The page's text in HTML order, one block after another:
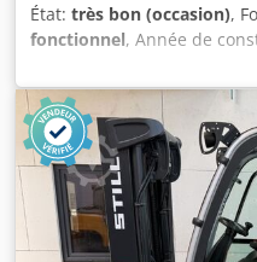
État: très bon (occasion),
fonctionnel, Année de
,
hauteur de levage:6 660
de carburant:électrique ,
mm, capacité de la
la batterie: 93 pourcentage
Certifié DGUV jusqu'à:07/
1 500 mm , Équipement:
sécurité selon les normes